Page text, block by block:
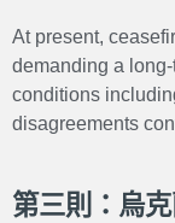
At present,
demanding a
conditions
disagreements
第三則：烏